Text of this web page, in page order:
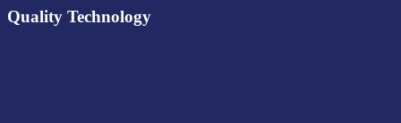
Quality Technology